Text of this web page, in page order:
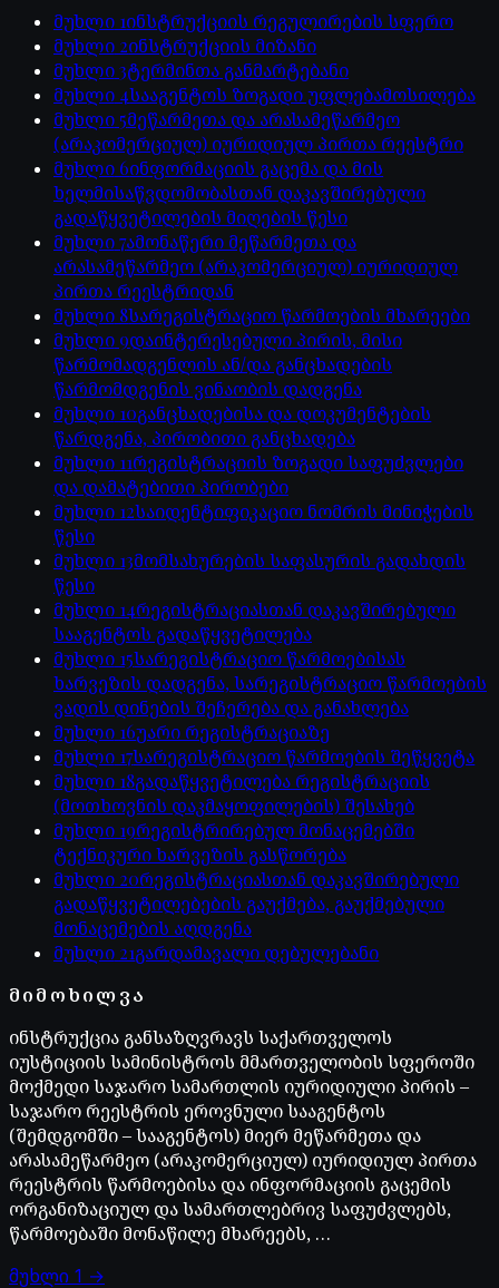
მუხლი 1ინსტრუქციის რეგულირების სფერო
მუხლი 2ინსტრუქციის მიზანი
მუხლი3ტერმინთა განმარტებანი
მუხლი 4სააგენტოს ზოგადი უფლებამოსილება
მუხლი 5მეწარმეთა და არასამეწარმეო
(არაკომერციულ) იურიდიულ პირთა რეესტრი
მუხლი 6ინფორმაციის გაცემა და მის
ხელმისაწვდომობასთან დაკავშირებული
გადაწყვეტილების მიღების წესი
მუხლი7ამონაწერი მეწარმეთა და
არასამეწარმეო (არაკომერციულ) იურიდიულ
პირთა რეესტრიდან
მუხლი 8სარეგისტრაციო წარმოების მხარეები
მუხლი 9დაინტერესებული პირის, მისი
წარმომადგენლის ან/და განცხადების
წარმომდგენის ვინაობის დადგენა
მუხლი 10განცხადებისა და დოკუმენტების
წარდგენა, პირობითი განცხადება
მუხლი 11რეგისტრაციის ზოგადი საფუძვლები
და დამატებითი პირობები
მუხლი 12საიდენტიფიკაციო ნომრის მინიჭების
წესი
მუხლი 13მომსახურების საფასურის გადახდის
წესი
მუხლი 14რეგისტრაციასთან დაკავშირებული
სააგენტოს გადაწყვეტილება
მუხლი 15სარეგისტრაციო წარმოებისას
ხარვეზის დადგენა, სარეგისტრაციო წარმოების
ვადის დინების შეჩერება და განახლება
მუხლი 16უარი რეგისტრაციაზე
მუხლი 17სარეგისტრაციო წარმოების შეწყვეტა
მუხლი 18გადაწყვეტილება რეგისტრაციის
(მოთხოვნის დაკმაყოფილების) შესახებ
მუხლი 19რეგისტრირებულ მონაცემებში
ტექნიკური ხარვეზის გასწორება
მუხლი 20რეგისტრაციასთან დაკავშირებული
გადაწყვეტილებების გაუქმება, გაუქმებული
მონაცემების აღდგენა
მუხლი 21გარდამავალი დებულებანი
ᲛᲘᲛᲝᲮᲘᲚᲕᲐ
ინსტრუქცია განსაზღვრავს საქართველოს
იუსტიციის სამინისტროს მმართველობის სფეროში
მოქმედი საჯარო სამართლის იურიდიული პირის –
საჯარო რეესტრის ეროვნული სააგენტოს
(შემდგომში – სააგენტოს) მიერ მეწარმეთა და
არასამეწარმეო (არაკომერციულ) იურიდიულ პირთა
რეესტრის წარმოებისა და ინფორმაციის გაცემის
ორგანიზაციულ და სამართლებრივ საფუძვლებს,
წარმოებაში მონაწილე მხარეებს, …
მუხლი 1 →